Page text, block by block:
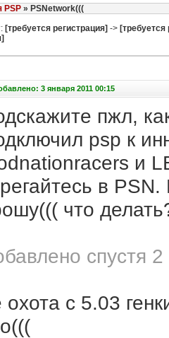
PSP» PSNetwork(((
[требуется регистрация] -> [требуется
3 января 2011 00:15
пжл,
psp к
и
в
что
спустя
охота с 5.03